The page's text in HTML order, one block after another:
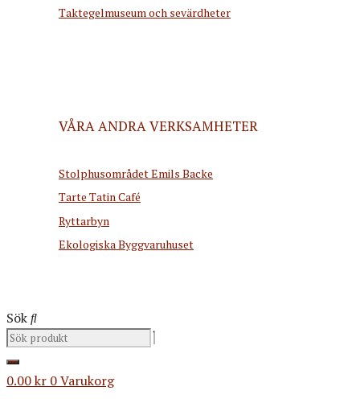
Taktegelmuseum och sevärdheter
VÅRA ANDRA VERKSAMHETER
Stolphusområdet Emils Backe
Tarte Tatin Café
Ryttarbyn
Ekologiska Byggvaruhuset
Sök
0.00kr 0Varukorg